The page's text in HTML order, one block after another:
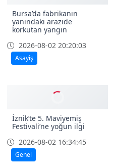
Bursa’da fabrikanın
yanındaki arazide
korkutan yangın
2026-08-02 20:20:03
Asayiş
İznik’te 5. Maviyemiş
Festivali’ne yoğun ilgi
2026-08-02 16:34:45
Genel